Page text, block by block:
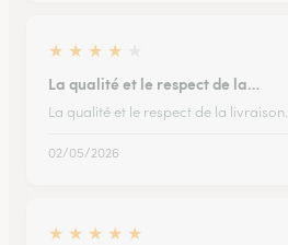
★ ★ ★ ★
La qualité et le respect de la…
La qualité et le respect de la livraison.
02/05/2026
★ ★ ★ ★ ★